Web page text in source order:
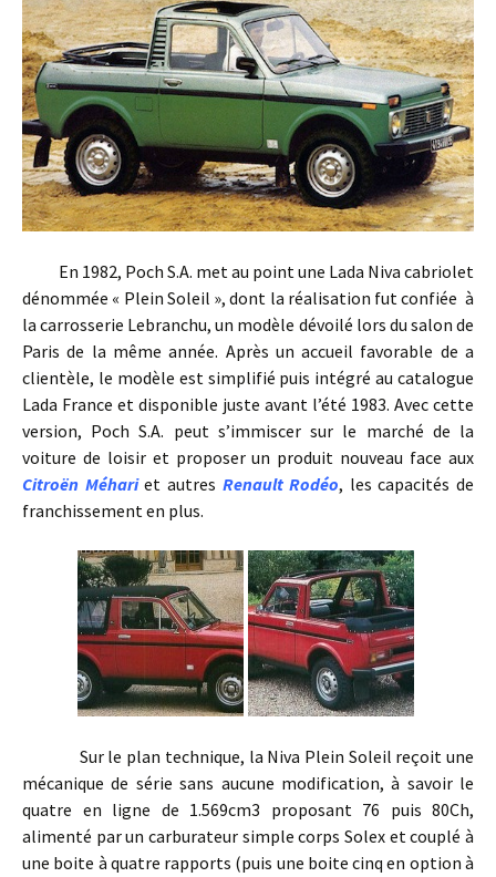
En 1982, Poch S.A. met au point une Lada Niva cabriolet
dénommée « Plein Soleil », dont la réalisation fut confiée à
la carrosserie Lebranchu, un modèle dévoilé lors du salon de
Paris de la même année. Après un accueil favorable de a
clientèle, le modèle est simplifié puis intégré au catalogue
Lada France et disponible juste avant l’été 1983. Avec cette
version, Poch S.A. peut s’immiscer sur le marché de la
voiture de loisir et proposer un produit nouveau face aux
Citroën Méhari et autres Renault Rodéo, les capacités de
franchissement en plus.
Sur le plan technique, la Niva Plein Soleil reçoit une
mécanique de série sans aucune modification, à savoir le
quatre en ligne de 1.569cm3 proposant 76 puis 80Ch,
alimenté par un carburateur simple corps Solex et couplé à
une boite à quatre rapports (puis une boite cinq en option à